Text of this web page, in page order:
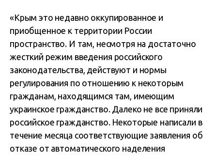
«Крым это недавно оккупированное и
приобщенное к территории России
пространство. И там, несмотря на достаточно
жесткий режим введения российского
законодательства, действуют и нормы
регулирования по отношению к некоторым
гражданам, находящимся там, имеющим
украинское гражданство. Далеко не все приняли
российское гражданство. Некоторые написали в
течение месяца соответствующие заявления об
отказе от автоматического наделения